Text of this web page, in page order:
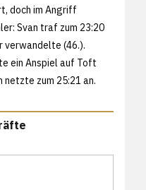
doch im Angriff
Svan traf zum 23:20
verwandelte (46.).
ein Anspiel auf Toft
netzte zum 25:21 an.